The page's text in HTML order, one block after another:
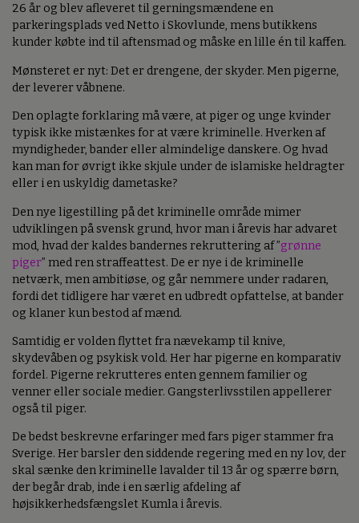
26 år og blev afleveret til gerningsmændene en
parkeringsplads ved Netto i Skovlunde, mens butikkens
kunder købte ind til aftensmad og måske en lille én til kaffen.
Mønsteret er nyt: Det er drengene, der skyder. Men pigerne,
der leverer våbnene.
Den oplagte forklaring må være, at piger og unge kvinder
typisk ikke mistænkes for at være kriminelle. Hverken af
myndigheder, bander eller almindelige danskere. Og hvad
kan man for øvrigt ikke skjule under de islamiske heldragter
eller i en uskyldig dametaske?
Den nye ligestilling på det kriminelle område mimer
udviklingen på svensk grund, hvor man i årevis har advaret
mod, hvad der kaldes bandernes rekruttering af ”grønne
piger” med ren straffeattest. De er nye i de kriminelle
netværk, men ambitiøse, og går nemmere under radaren,
fordi det tidligere har været en udbredt opfattelse, at bander
og klaner kun bestod af mænd.
Samtidig er volden flyttet fra nævekamp til knive,
skydevåben og psykisk vold. Her har pigerne en komparativ
fordel. Pigerne rekrutteres enten gennem familier og
venner eller sociale medier. Gangsterlivsstilen appellerer
også til piger.
De bedst beskrevne erfaringer med fars piger stammer fra
Sverige. Her barsler den siddende regering med en ny lov, der
skal sænke den kriminelle lavalder til 13 år og spærre børn,
der begår drab, inde i en særlig afdeling af
højsikkerhedsfængslet Kumla i årevis.